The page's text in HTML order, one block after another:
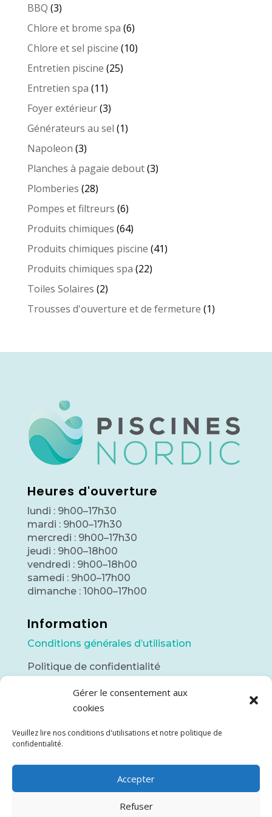
Gérer le consentement aux
cookies
Veuillez lire nos conditions d'utilisations et notre politique de
confidentialité.
Accepter
Refuser
BBQ 33
produits
Chlore et brome spa 66
produits
Chlore et sel piscine 1010
Entretien piscine 2525
Entretien spa 1111
produits
Foyer extérieur 33
produits
Générateurs au sel 11
Napoleon 33
produits
Planches à pagaie debout 33
Plomberies 2828
produits
Pompes et filtreurs 66
produits
Produits chimiques 6464
produits
Produits chimiques piscine 4141
Produits chimiques spa 2222
Toiles Solaires 22
produits
Trousses d'ouverture et de fermeture 11
Heures d'ouverture
lundi : 9h00–17h30
mardi : 9h00–17h30
mercredi : 9h00–17h30
jeudi : 9h00–18h00
vendredi : 9h00–18h00
samedi : 9h00–17h00
dimanche : 10h00–17h00
Information
Conditions générales d’utilisation
Politique de confidentialité
Contact
(418) 748-7142
425 3ième rue
Chibougamau, QC